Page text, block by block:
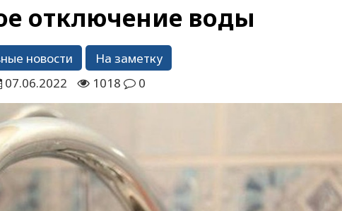
отключение воды
новости
На заметку
07.06.2022
1018 0